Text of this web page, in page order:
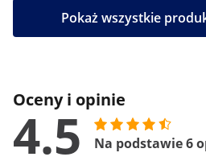
Pokaż wszystkie
Oceny i opinie
4.5 Na podstawie 6